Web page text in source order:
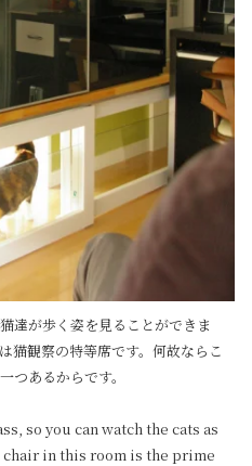
達が歩く姿を見ることができま
猫観察の特等席です。何故ならこ
つあるからです。
so you can watch the cats as
in this room is the prime